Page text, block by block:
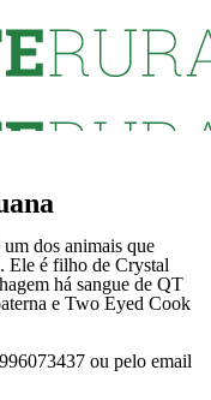
dos animais que
Ele é filho de Crystal
há sangue de QT
e Two Eyed Cook
ou pelo email